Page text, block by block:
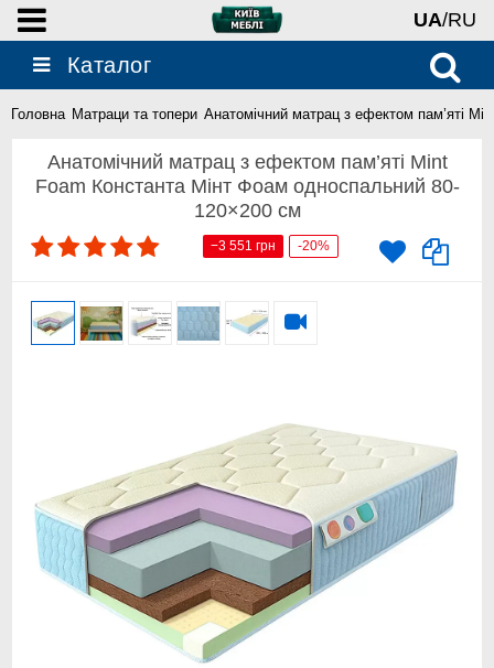
UA/RU
Каталог
Головна Матраци та топери Анатомічний матрац з ефектом пам’яті
Анатомічний матрац з ефектом пам’яті Mint
Foam Константа Мінт Фоам односпальний 80-
120×200 см
−3 551 грн -20%